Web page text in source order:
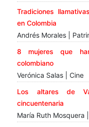
Tradiciones
en Colombia
Andrés Morales |
8 mujeres que
colombiano
Verónica Salas | Cine
Los altares de
cincuentenaria
María Ruth Mosquera